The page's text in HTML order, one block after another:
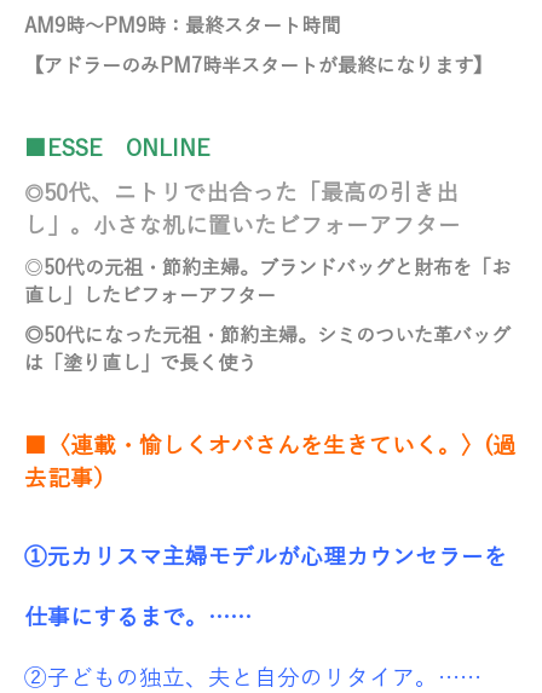
AM9時～PM9時 ：最終スタート時間
【アドラーのみ PM7時半スタートが最終になります】
■ESSE ONLINE
◎50代、ニトリで出合った「最高の引き出
し」。小さな机に置いたビフォーアフター
◎50代の元祖・節約主婦。ブランドバッグと財布を「お
直し」したビフォーアフター
◎50代になった元祖・節約主婦。シミのついた革バッグ
は「塗り直し」で長く使う
■〈連載・愉しくオバさんを生きていく。〉(過
去記事）
①元カリスマ主婦モデルが心理カウンセラーを
仕事にするまで。……
②子どもの独立、夫と自分のリタイア。……